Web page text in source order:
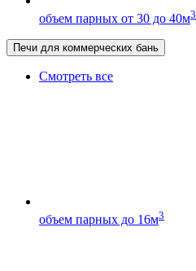
объем парных от 30 до 40м3
Печи для коммерческих бань
Смотреть все
объем парных до 16м3